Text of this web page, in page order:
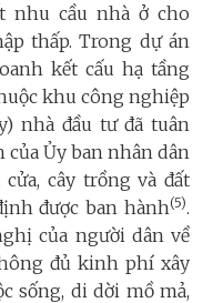
nhu cầu nhà ở cho
thấp. Trong dự án
kết cấu hạ tầng
khu công nghiệp
nhà đầu tư đã tuân
Ủy ban nhân dân
cây trồng và đất
được ban hành(5).
của người dân về
đủ kinh phí xây
sống, di dời mồ mả,